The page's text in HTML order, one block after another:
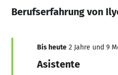
Berufserfahrung von
Bis heute 2 Jahre und 9
Asistente